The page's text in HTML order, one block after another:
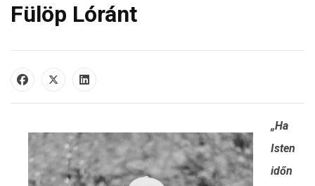
Fülöp Lóránt
„Ha
Isten
időn